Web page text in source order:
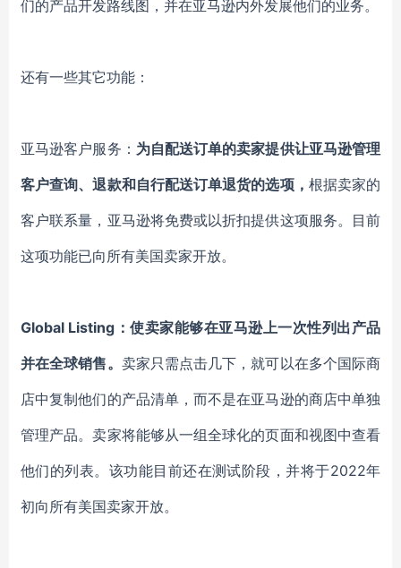
们的产品开发路线图，并在亚马逊内外发展他们的业务。
还有一些其它功能：
亚马逊客户服务 ： 为自配送订单的卖家提供让亚马逊管理
客户查询、退款和自行配送订单退货的选项， 根据卖家的
客户联系量，亚马逊将免费或以折扣提供这项服务。目前
这项功能已向所有美国卖家开放。
Global Listing：使卖家能够在亚马逊上一次性列出产品
并在全球销售。 卖家只需点击几下，就可以在多个国际商
店中复制他们的产品清单，而不是在亚马逊的商店中单独
管理产品。卖家将能够从一组全球化的页面和视图中查看
他们的列表。 该功能目前还在测试阶段 ，并将于2022年
初向所有美国卖家开放。